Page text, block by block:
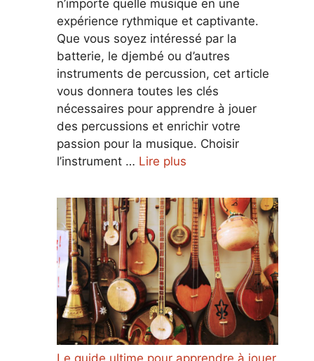
n’importe quelle musique en une
expérience rythmique et captivante.
Que vous soyez intéressé par la
batterie, le djembé ou d’autres
instruments de percussion, cet article
vous donnera toutes les clés
nécessaires pour apprendre à jouer
des percussions et enrichir votre
passion pour la musique. Choisir
l’instrument … Lire plus